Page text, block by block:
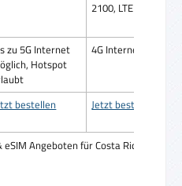
Angeboten für Costa Rica
2100, LTE 1800
zu 5G Internet
Hotspot
4G Internet
bestellen Jetzt bestellen